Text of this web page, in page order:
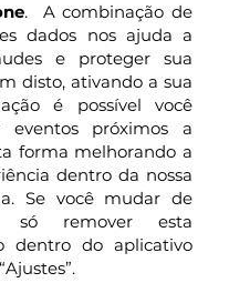
. A combinação de
dados nos ajuda a
e proteger sua
disto, ativando a sua
é possível você
eventos próximos a
forma melhorando a
dentro da nossa
Se você mudar de
remover esta
dentro do aplicativo